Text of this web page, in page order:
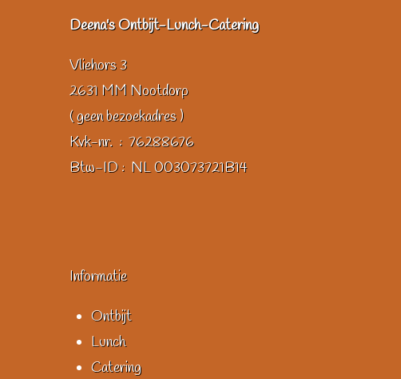
Deena's Ontbijt-Lunch-Catering
Vliehors 3
2631 MM Nootdorp
( geen bezoekadres )
Kvk-nr. : 76288676
Btw-ID : NL 003073721B14
Informatie
Ontbijt
Lunch
Catering